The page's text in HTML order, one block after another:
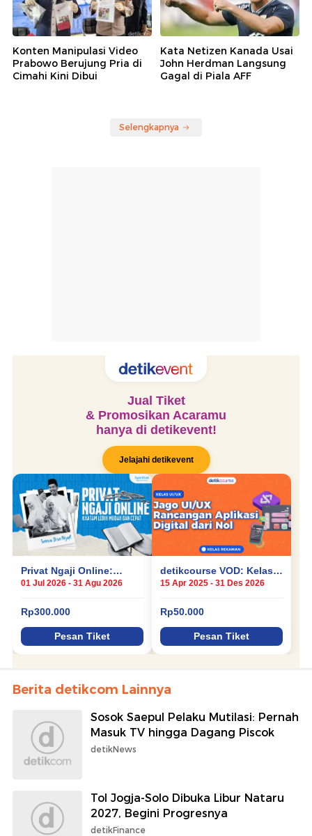
Konten Manipulasi Video
Prabowo Berujung Pria di
Cimahi Kini Dibui
Kata Netizen Kanada Usai
John Herdman Langsung
Gagal di Piala AFF
Selengkapnya
Berita detikcom Lainnya
Sosok Saepul Pelaku Mutilasi: Pernah
Masuk TV hingga Dagang Piscok
detikNews
Tol Jogja-Solo Dibuka Libur Nataru
2027, Begini Progresnya
detikFinance